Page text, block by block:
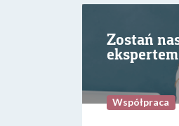
Zostań
ekspertem
Współpraca